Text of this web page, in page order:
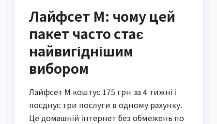
Лайфсет М: чому цей
пакет часто стає
найвигіднішим
вибором
Лайфсет М коштує 175 грн за 4 тижні і
поєднує три послуги в одному рахунку.
Це домашній інтернет без обмежень по